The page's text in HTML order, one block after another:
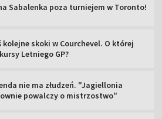
Sabalenka poza turniejem w Toronto!
kolejne skoki w Courchevel. O której
Letniego GP?
nie ma złudzeń. "Jagiellonia
powalczy o mistrzostwo"